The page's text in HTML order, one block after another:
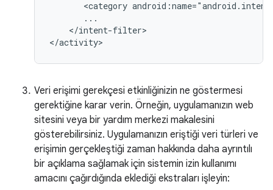
<category
</intent-filter>
</activity>
Veri erişimi gerekçesi etkinliğinizin ne göstermesi
gerektiğine karar verin. Örneğin, uygulamanızın web
sitesini veya bir yardım merkezi makalesini
gösterebilirsiniz. Uygulamanızın eriştiği veri türleri ve
erişimin gerçekleştiği zaman hakkında daha ayrıntılı
bir açıklama sağlamak için sistemin izin kullanımı
amacını çağırdığında eklediği ekstraları işleyin: